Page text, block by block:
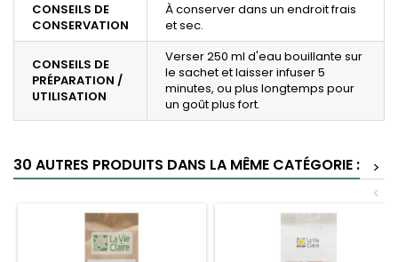
CONSEILS DE
CONSERVATION
À conserver dans un endroit frais
et sec.
CONSEILS DE
PRÉPARATION /
UTILISATION
Verser 250 ml d'eau bouillante sur
le sachet et laisser infuser 5
minutes, ou plus longtemps pour
un goût plus fort.
30 AUTRES PRODUITS DANS LA MÊME CATÉGORIE :
>
<